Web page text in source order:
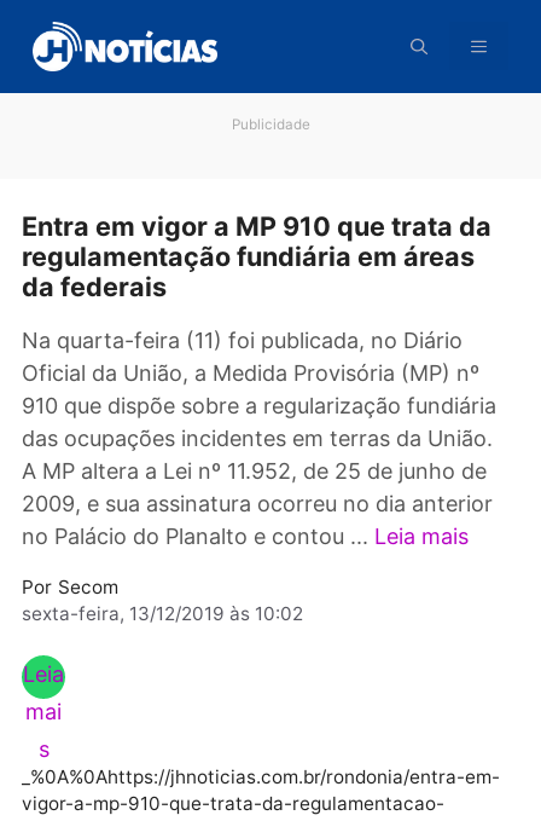
para
conteúdo
Entra em vigor a MP 910 que trata
regulamentação fundiária em áreas
Na quarta-feira (11) foi publicada, no Diário
Oficial da União, a Medida Provisória (MP) nº
910 que dispõe sobre a regularização
das ocupações incidentes em terras da
A MP altera a Lei nº 11.952, de 25 de junho de
no Palácio do Planalto e contou ...
Por
sexta-feira, 13/12/2019 às 10:02
Leia
mai